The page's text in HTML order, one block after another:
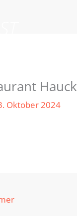
Hauck
Oktober 2024